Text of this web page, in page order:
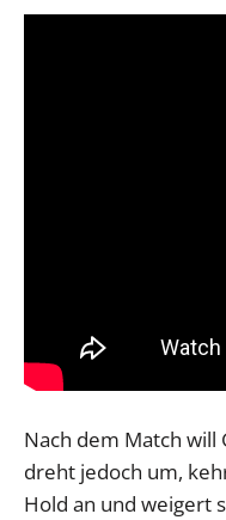
Nach dem Match will
dreht jedoch um,
Hold an und weigert